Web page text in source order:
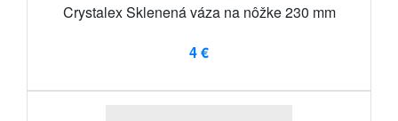
Crystalex Sklenená váza na nôžke 230 mm
4 €